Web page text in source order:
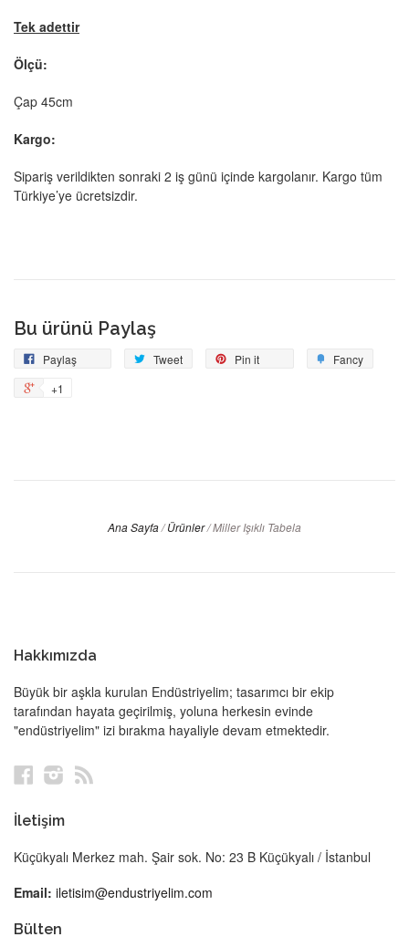
Tek adettir
Ölçü:
Çap 45cm
Kargo:
Sipariş verildikten sonraki 2 iş günü içinde kargolanır. Kargo tüm
Türkiye’ye ücretsizdir.
Bu ürünü Paylaş
Paylaş
Facebook'ta Tweet Tweetle Pin it Fancy
+1
Ana Sayfa/ Ürünler/Miller Işıklı Tabela
Hakkımızda
Büyük bir aşkla kurulan Endüstriyelim; tasarımcı bir ekip
tarafından hayata geçirilmiş, yoluna herkesin evinde
"endüstriyelim" izi bırakma hayaliyle devam etmektedir.
FacebookInstagram
İletişim
Küçükyalı Merkez mah. Şair sok. No: 23 B Küçükyalı / İstanbul
Email: iletisim@endustriyelim.com
Bülten